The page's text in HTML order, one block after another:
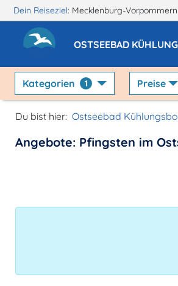
Dein Reiseziel: Mecklenburg-Vorpommern
OSTSEEBAD
Kategorien 1 Preise
Du bist hier: Ostseebad
Angebote: Pfingsten im